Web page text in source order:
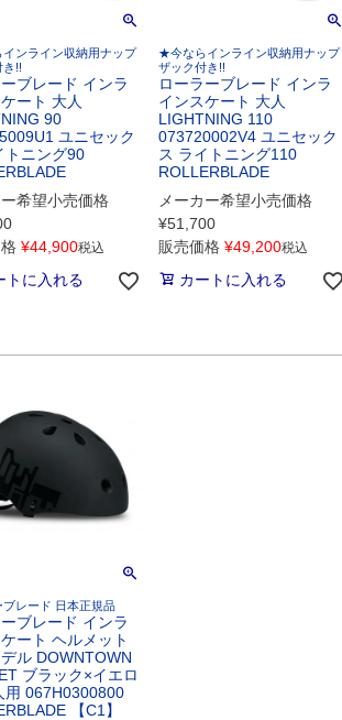
ンライン収納用ナップ
き!!
ブレード インラ
ート 大人
90
ユニセック
トニング90
希望小売価格
¥44,900税込
トに入れる
★今ならインライン収納用ナップ
ザック付き!!
ローラーブレード インラ
インスケート 大人
LIGHTNING 110
073720002V4 ユニセック
ス ライトニング110
ROLLERBLADE
メーカー希望小売価格
¥51,700
販売価格 ¥49,200税込
カートに入れる
ブレード 日本正規品
ブレード インラ
ート ヘルメット
ル DOWNTOWN
ブラック×イエロ
用 067H0300800
【C1】